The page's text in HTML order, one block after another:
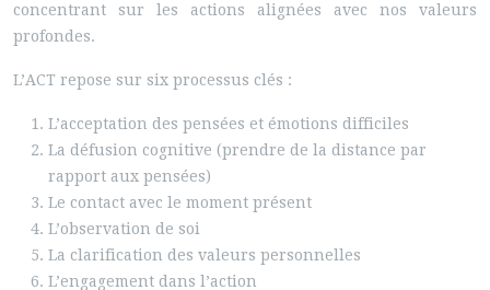
concentrant sur les actions alignées avec nos valeurs
profondes.
L’ACT repose sur six processus clés :
L’acceptation des pensées et émotions difficiles
La défusion cognitive (prendre de la distance par
rapport aux pensées)
Le contact avec le moment présent
L’observation de soi
La clarification des valeurs personnelles
L’engagement dans l’action